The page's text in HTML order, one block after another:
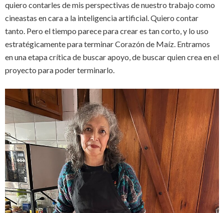
quiero contarles de mis perspectivas de nuestro trabajo como
cineastas en cara a la inteligencia artificial. Quiero contar
tanto. Pero el tiempo parece para crear es tan corto, y lo uso
estratégicamente para terminar Corazón de Maíz. Entramos
en una etapa crítica de buscar apoyo, de buscar quien crea en el
proyecto para poder terminarlo.